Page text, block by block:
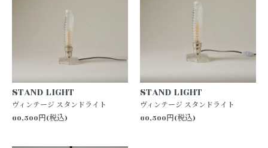
STAND LIGHT
ヴィンテージ スタンドライト
60,500円(税込)
STAND LIGHT
ヴィンテージ スタンドライト
60,500円(税込)